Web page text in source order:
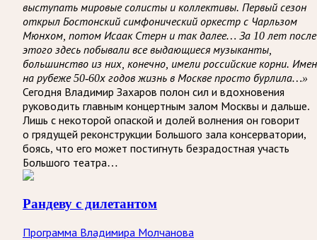
выступать мировые солисты и коллективы. Первый сезон
открыл Бостонский симфонический оркестр с Чарльзом
Мюнхом, потом Исаак Стерн и так далее… За 10 лет после
этого здесь побывали все выдающиеся музыканты,
большинство из них, конечно, имели российские корни.
на рубеже 50-60х годов жизнь в Москве просто бурлила…»
Сегодня Владимир Захаров полон сил и вдохновения
руководить главным концертным залом Москвы и дальше.
Лишь с некоторой опаской и долей волнения он говорит
о грядущей реконструкции Большого зала консерватории,
боясь, что его может постигнуть безрадостная участь
Большого театра…
Рандеву с дилетантом
Программа Владимира Молчанова